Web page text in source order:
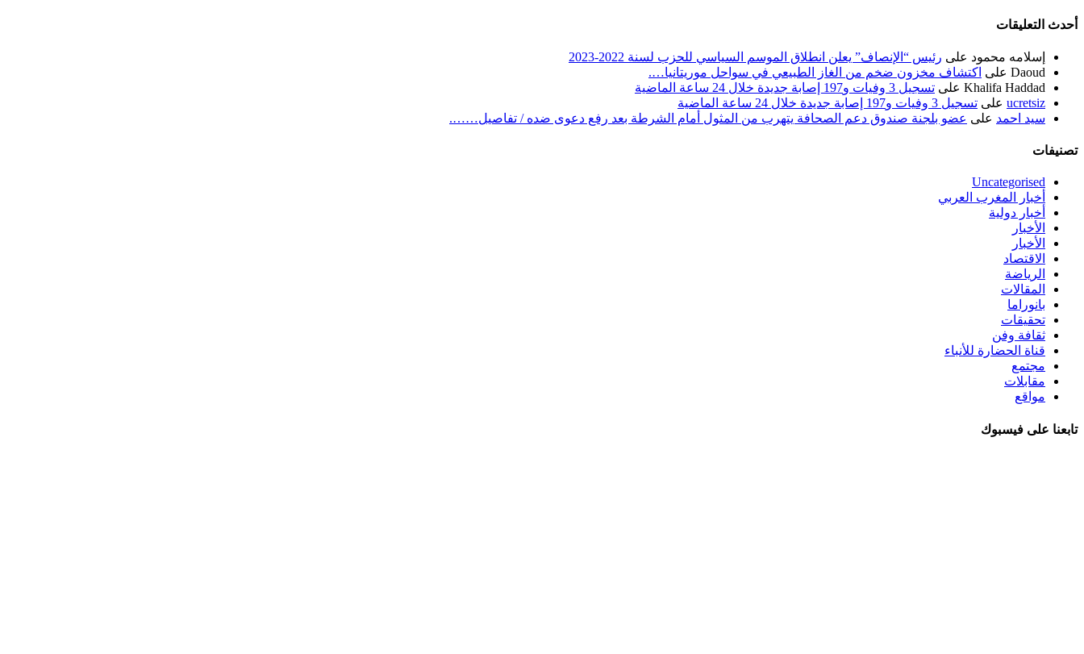
أحدث التعليقات
إسلامه محمود على رئيس “الإنصاف” يعلن انطلاق الموسم السياسي للحزب لسنة 2022-2023
Daoud على اكتشاف مخزون ضخم من الغاز الطبيعي في سواحل موريتانيا….
Khalifa Haddad على تسجيل 3 وفيات و197 إصابة جديدة خلال 24 ساعة الماضية
ucretsiz على تسجيل 3 وفيات و197 إصابة جديدة خلال 24 ساعة الماضية
سيد احمد على عضو بلجنة صندوق دعم الصحافة يتهرب من المثول أمام الشرطة بعد رفع دعوى ضده / تفاصيل…….
تصنيفات
Uncategorised
أخبار المغرب العربي
أخبار دولية
الأخبار
الأخبار
الاقتصاد
الرياضة
المقالات
بانوراما
تحقيقات
ثقافة وفن
قناة الحضارة للأنباء
مجتمع
مقابلات
مواقع
تابعنا على فيسبوك